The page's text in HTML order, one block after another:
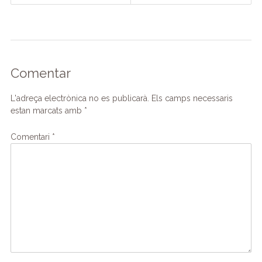
Comentar
L'adreça electrònica no es publicarà. Els camps necessaris
estan marcats amb *
Comentari *